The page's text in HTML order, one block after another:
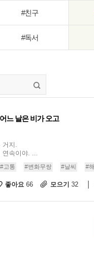
#친구
#독서
느 날은 비가 오고
거지.
연속이야. ...
#고통 #변화무쌍 #날씨 #해
좋아요 66 모으기 32